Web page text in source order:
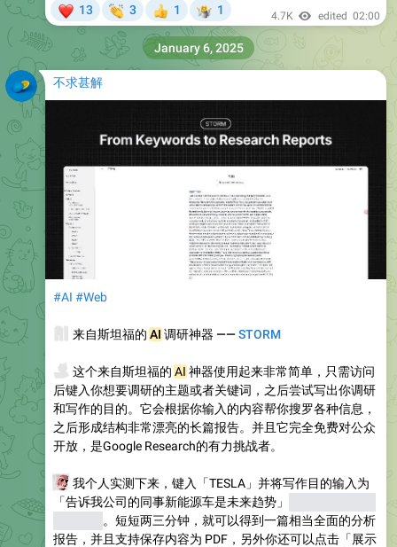
13 3
👍
1
🤷
1 4.7K edited 02:00
不求甚解
#AI #Web
来自斯坦福的 AI 调研神器 ——STORM
这个来自斯坦福的 AI 神器使用起来非常简单，只需访问
后键入你想要调研的主题或者关键词，之后尝试写出你调研
和写作的目的。它会根据你输入的内容帮你搜罗各种信息，
之后形成结构非常漂亮的长篇报告。并且它完全免费对公众
开放，是Google Research的有力挑战者。
我个人实测下来，键入「TESLA」并将写作目的输入为
「告诉我公司的同事新能源车是未来趋势」
。短短两三分钟，就可以得到一篇相当全面的分析
报告，并且支持保存内容为 PDF，另外你还可以点击「展示
January 6, 2025